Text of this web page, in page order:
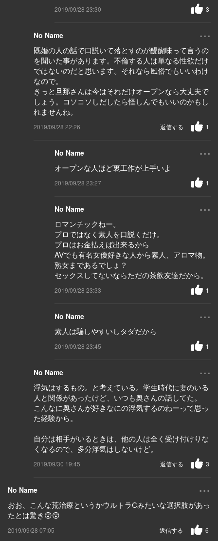
2019/09/28 23:30 3
No Name ...
既婚の人の話で口説いて落とすのが醍醐味って言うの
を聞いた事があります。不倫する人は単なる性欲だけ
ではないのだと思います。それなら風俗でもいいわけ
なので。
きっと旦那さんは今はそれだけオープンなら大丈夫で
しょう。コソコソしだしたら怪しんでもいいのかもし
れませんね。
2019/09/28 22:26 1
返信する
No Name ...
オープンな人ほど裏工作が上手いよ
2019/09/28 23:27 1
No Name ...
ロマンチックねー。
プロではなく素人を口説くだけ。
プロはお金払えば出来るから
AVでも有名女優好きな人から素人、アロマ物。
熟女まであるでしょ？
セックスしてないならただの茶飲友達だから。
2019/09/28 23:33 1
No Name ...
素人は騙しやすいしタダだから
2019/09/28 23:45 1
No Name ...
浮気はするもの。と考えている。学生時代に妻のいる
人と関係があったけど、いつも奥さんの話してた。
こんなに奥さんが好きなにの浮気するのねーって思っ
た経験から。
自分は相手がいるときは、他の人は全く受け付けりな
くなるので、多分浮気はしないけど。
2019/09/30 19:45 3
返信する
No Name ...
おお、こんな荒治療というかウルトラCみたいな選択肢があっ
たとは驚き😲😲
2019/09/28 07:05 6
返信する